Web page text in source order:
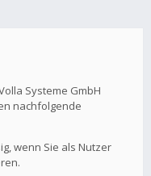
Systeme GmbH
nachfolgende
wenn Sie als Nutzer